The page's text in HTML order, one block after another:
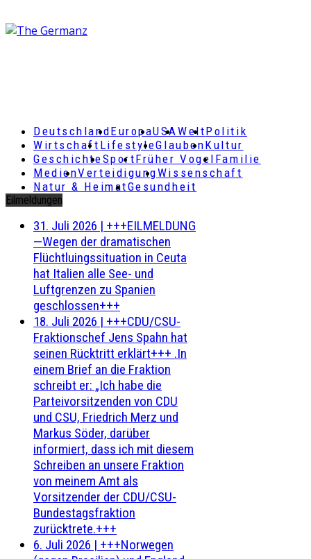
DeutschlandEuropaUSAWeltPolitik
Wirtschaft LifestyleGlaubenKultur
GeschichteSportFrüher Vogel Familie
MedienVerteidigungWissenschaft
Natur & HeimatGesundheit
Eilmeldungen
31. Juli 2026 | +++EILMELDUNG
—Wegen der dramatischen
Flüchtluingssituation in Ceuta
hat Italien alle See- und
Luftgrenzen zu Spanien
geschlossen+++
18. Juli 2026 | +++CDU/CSU-
Fraktionschef Jens Spahn hat
seinen Rücktritt erklärt+++ .In
einem Brief an die Fraktion
schreibt er: „Ich habe die
Parteivorsitzenden von CDU
und CSU, Friedrich Merz und
Markus Söder, darüber
informiert, dass ich mit diesem
Schreiben an unsere Fraktion
von meinem Amt als
Vorsitzender der CDU/CSU-
Bundestagsfraktion
zurücktrete.+++
6. Juli 2026 | +++Norwegen